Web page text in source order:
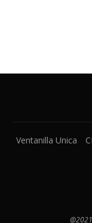
Ventanilla Unica